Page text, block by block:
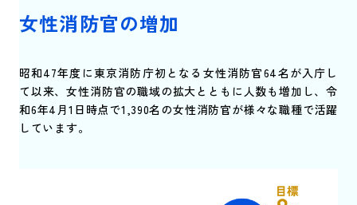
女性消防官の増加
昭和47年度に東京消防庁初となる女性消防官64名が入庁し
て以来、女性消防官の職域の拡大とともに人数も増加し、令
和6年4月1日時点で1,390名の女性消防官が様々な職種で活躍
しています。